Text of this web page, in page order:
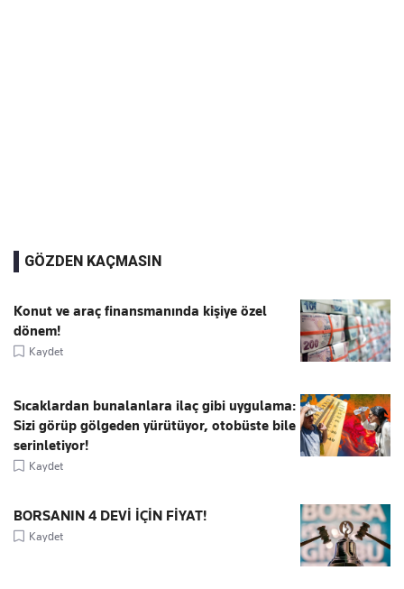
GÖZDEN KAÇMASIN
Konut ve araç finansmanında kişiye özel
dönem!
Kaydet
Sıcaklardan bunalanlara ilaç gibi uygulama:
Sizi görüp gölgeden yürütüyor, otobüste bile
serinletiyor!
Kaydet
BORSANIN 4 DEVİ İÇİN FİYAT!
Kaydet